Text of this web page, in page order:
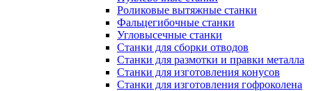
Роликовые вытяжные станки
Фальцегибочные станки
Угловысечные станки
Станки для сборки отводов
Станки для размотки и правки металла
Станки для изготовления конусов
Станки для изготовления гофроколена